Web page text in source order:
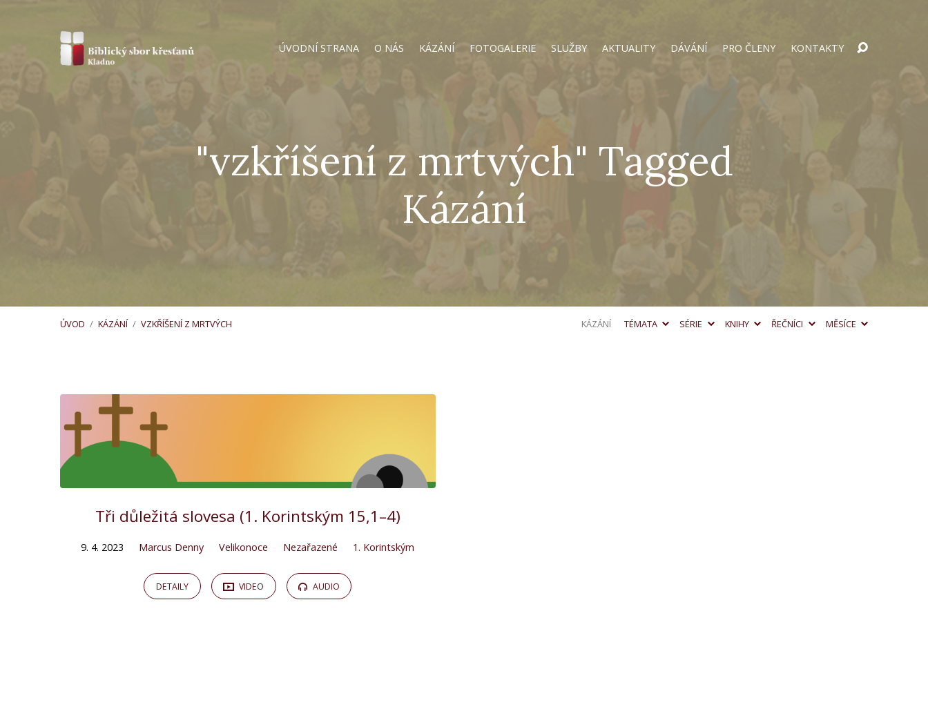
ÚVODNÍ STRANA O NÁS KÁZÁNÍ FOTOGALERIE SLUŽBY AKTUALITY DÁVÁNÍ PRO ČLENY KONTAKTY
"vzkříšení z mrtvých" Tagged
Kázání
ÚVOD / KÁZÁNÍ / VZKŘÍŠENÍ Z MRTVÝCH KÁZÁNÍ TÉMATA SÉRIE KNIHY ŘEČNÍCI MĚSÍCE
"vzkříšení
z
mrtvých"
Tagged
Kázání
Tři důležitá slovesa (1. Korintským 15,1–4)
9. 4. 2023 Marcus Denny Velikonoce Nezařazené 1. Korintským
DETAILY VIDEO AUDIO